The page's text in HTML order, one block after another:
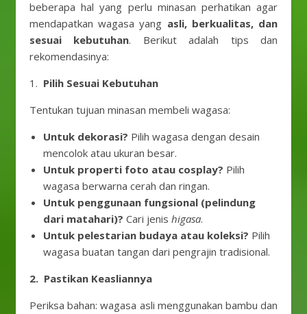
beberapa hal yang perlu minasan perhatikan agar
mendapatkan wagasa yang asli, berkualitas, dan
sesuai kebutuhan. Berikut adalah tips dan
rekomendasinya:
1. Pilih Sesuai Kebutuhan
Tentukan tujuan minasan membeli wagasa:
Untuk dekorasi? Pilih wagasa dengan desain
mencolok atau ukuran besar.
Untuk properti foto atau cosplay? Pilih
wagasa berwarna cerah dan ringan.
Untuk penggunaan fungsional (pelindung
dari matahari)? Cari jenis higasa.
Untuk pelestarian budaya atau koleksi? Pilih
wagasa buatan tangan dari pengrajin tradisional.
2. Pastikan Keasliannya
Periksa bahan: wagasa asli menggunakan bambu dan